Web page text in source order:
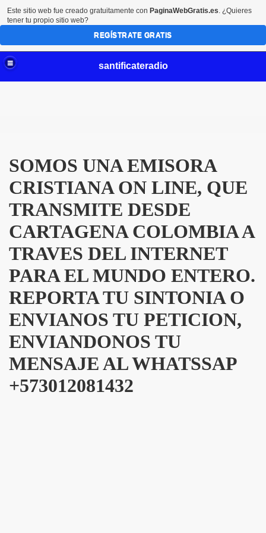
santificateradio
SOMOS UNA EMISORA
CRISTIANA ON LINE, QUE
TRANSMITE DESDE
CARTAGENA COLOMBIA A
TRAVES DEL INTERNET
PARA EL MUNDO ENTERO.
REPORTA TU SINTONIA O
ENVIANOS TU PETICION,
ENVIANDONOS TU
MENSAJE AL WHATSSAP
+573012081432
Este sitio web fue creado gratuitamente con PaginaWebGratis.es. ¿Quieres
tener tu propio sitio web?
REGÍSTRATE GRATIS